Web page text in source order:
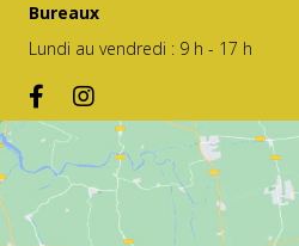
Bureaux
Lundi au vendredi : 9 h - 17 h